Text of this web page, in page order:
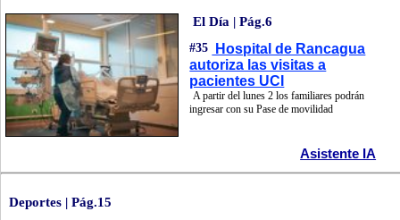
El Día | Pág.6
#35
Hospital de Rancagua
autoriza las visitas a
pacientes UCI
A partir del lunes 2 los familiares podrán
ingresar con su Pase de movilidad
Asistente IA
Deportes | Pág.15